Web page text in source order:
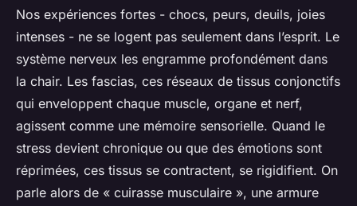
Nos expériences fortes - chocs, peurs, deuils, joies
intenses - ne se logent pas seulement dans l’esprit. Le
système nerveux les engramme profondément dans
la chair. Les fascias, ces réseaux de tissus conjonctifs
qui enveloppent chaque muscle, organe et nerf,
agissent comme une mémoire sensorielle. Quand le
stress devient chronique ou que des émotions sont
réprimées, ces tissus se contractent, se rigidifient. On
parle alors de « cuirasse musculaire », une armure